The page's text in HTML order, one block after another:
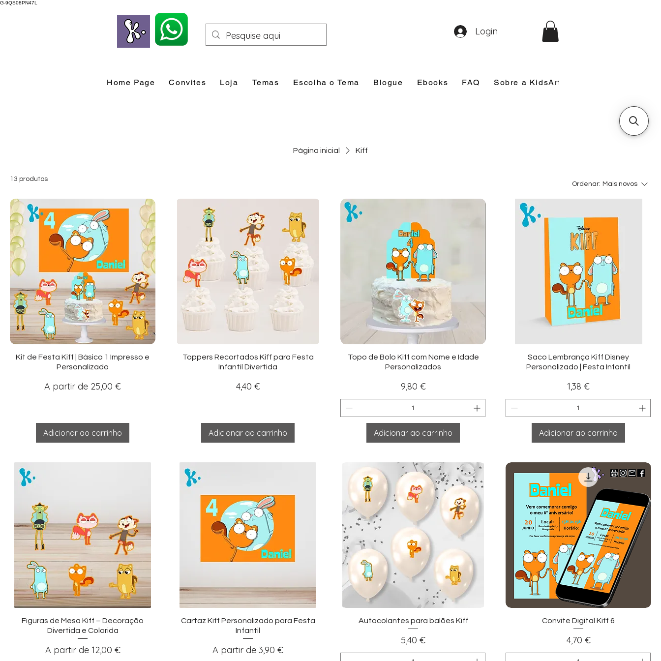
G-9QS08PN47L
Home Page Convites Loja Temas Escolha o Tema Blogue Ebooks FAQ Sobre a KidsArt
Login
Página inicial Kiff
13 produtos
Ordenar: Mais novos
Visualização rápida
Kit de Festa Kiff | Básico 1 Impresso e
Personalizado
A partir de 25,00 €
Preço promocional
Adicionar ao carrinho
Visualização rápida
Toppers Recortados Kiff para Festa
Infantil Divertida
Preço
4,40 €
Adicionar ao carrinho
Visualização rápida
Topo de Bolo Kiff com Nome e Idade
Personalizados
Preço
9,80 €
Adicionar ao carrinho
Visualização rápida
Saco Lembrança Kiff Disney
Personalizado | Festa Infantil
Preço
1,38 €
Adicionar ao carrinho
Visualização rápida
Figuras de Mesa Kiff – Decoração
Divertida e Colorida
A partir de 12,00 €
Preço promocional
Visualização rápida
Cartaz Kiff Personalizado para Festa
Infantil
A partir de 3,90 €
Preço promocional
Visualização rápida
Autocolantes para balões Kiff
Preço
5,40 €
Visualização rápida
Convite Digital Kiff 6
Preço
4,70 €